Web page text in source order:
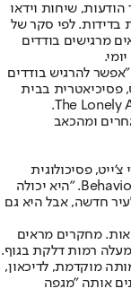
שיחות וידאו
בדידות. לפי סקר של
מרגישים בודדים
להרגיש בודדים
פסיכיאטרית בבית
החולים מסצ’וסטס ג’נרל ומחברת הספר The Lonely American.
ומהכאב
פסיכולוגית
קלינית ומייסדת מרכז Behavioral Health and Wellness. "היא יכולה
חדשה, אבל היא גם
מחקרים מראים
רמות דלקת בגוף.
מוקדמת, לדיכאון,
אותה "מגפה